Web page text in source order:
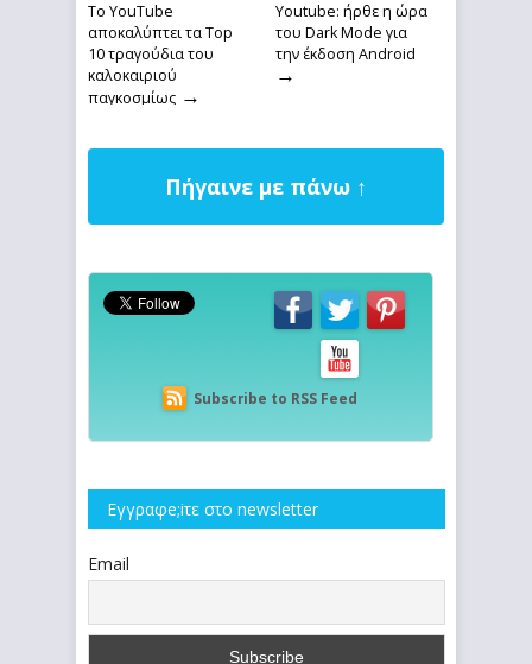
To YouTube
αποκαλύπτει τα Top
10 τραγούδια του
καλοκαιριού
παγκοσμίως →
Youtube: ήρθε η ώρα
του Dark Mode για
την έκδοση Android
→
Πήγαινε με πάνω ↑
Subscribe to RSS Feed
Εγγραφe;iτε στο newsletter
Email